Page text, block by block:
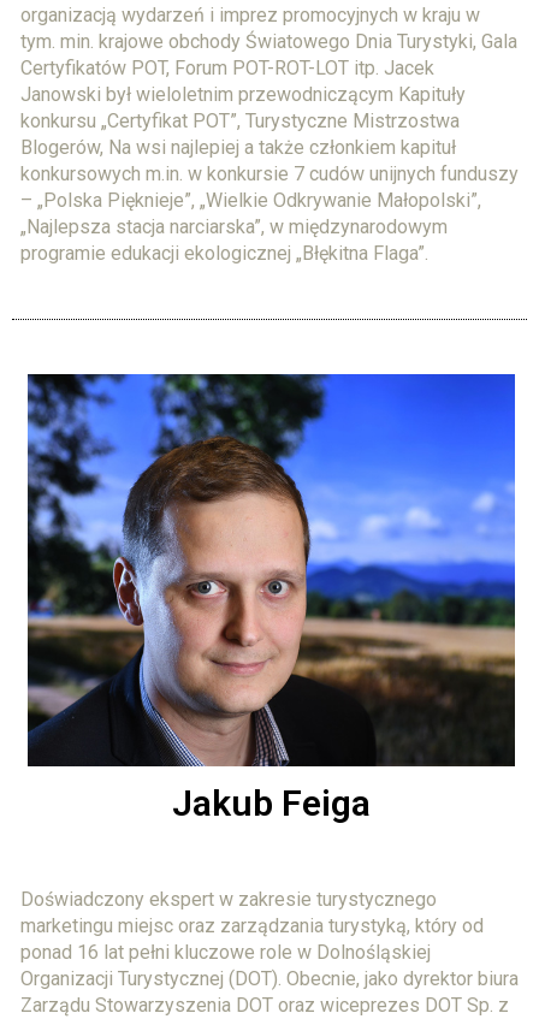
organizacją wydarzeń i imprez promocyjnych w kraju w
tym. min. krajowe obchody Światowego Dnia Turystyki, Gala
Certyfikatów POT, Forum POT-ROT-LOT itp. Jacek
Janowski był wieloletnim przewodniczącym Kapituły
konkursu „Certyfikat POT”, Turystyczne Mistrzostwa
Blogerów, Na wsi najlepiej a także członkiem kapituł
konkursowych m.in. w konkursie 7 cudów unijnych funduszy
– „Polska Pięknieje”, „Wielkie Odkrywanie Małopolski”,
„Najlepsza stacja narciarska”, w międzynarodowym
programie edukacji ekologicznej „Błękitna Flaga”.
Jakub Feiga
Doświadczony ekspert w zakresie turystycznego
marketingu miejsc oraz zarządzania turystyką, który od
ponad 16 lat pełni kluczowe role w Dolnośląskiej
Organizacji Turystycznej (DOT). Obecnie, jako dyrektor biura
Zarządu Stowarzyszenia DOT oraz wiceprezes DOT Sp. z